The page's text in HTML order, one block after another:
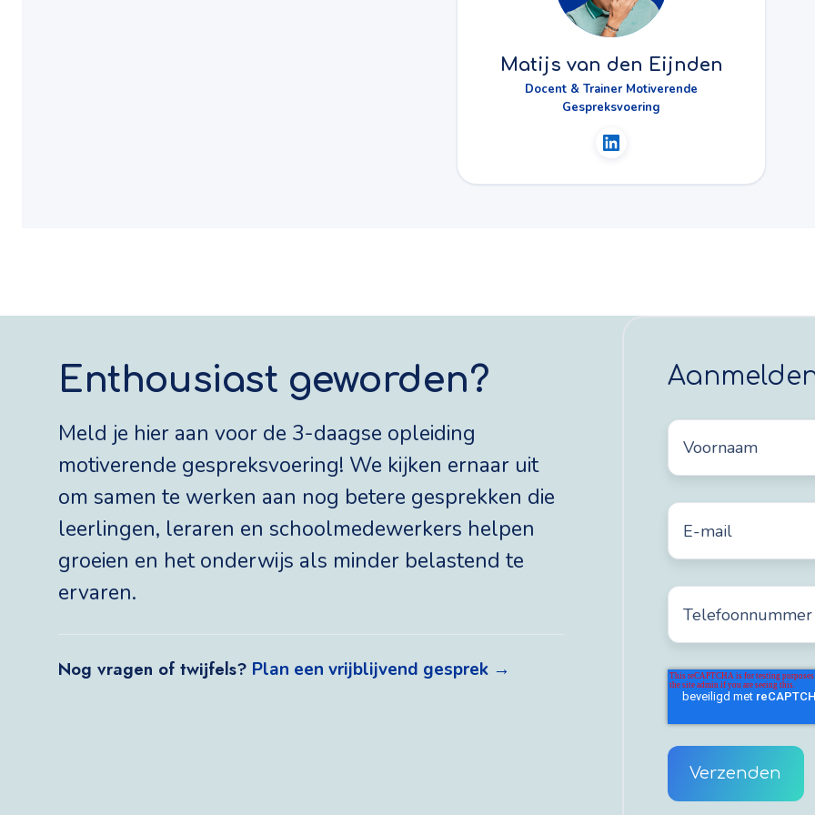
Matijs van den Eijnden
Docent & Trainer Motiverende
Gespreksvoering
Enthousiast geworden?
Meld je hier aan voor de 3-daagse opleiding
motiverende gespreksvoering! We kijken ernaar uit
om samen te werken aan nog betere gesprekken die
leerlingen, leraren en schoolmedewerkers helpen
groeien en het onderwijs als minder belastend te
ervaren.
Nog vragen of twijfels? Plan een vrijblijvend gesprek →
Voornaam*
E-
mail*
Telefoonnummer